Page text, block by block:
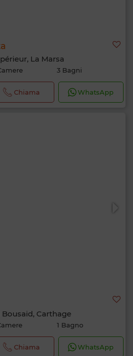
La Marsa
3 Bagni
Chiama WhatsApp
Carthage
1 Bagno
Chiama WhatsApp